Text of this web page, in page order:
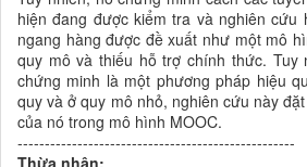
hiện đang được kiểm tra và nghiên cứu
ngang hàng được đề xuất như một mô
quy mô và thiếu hỗ trợ chính thức. Tuy
chứng minh là một phương pháp hiệu
quy và ở quy mô nhỏ, nghiên cứu này
của nó trong mô hình MOOC.
---------------------------------------------------
Thừa nhận: